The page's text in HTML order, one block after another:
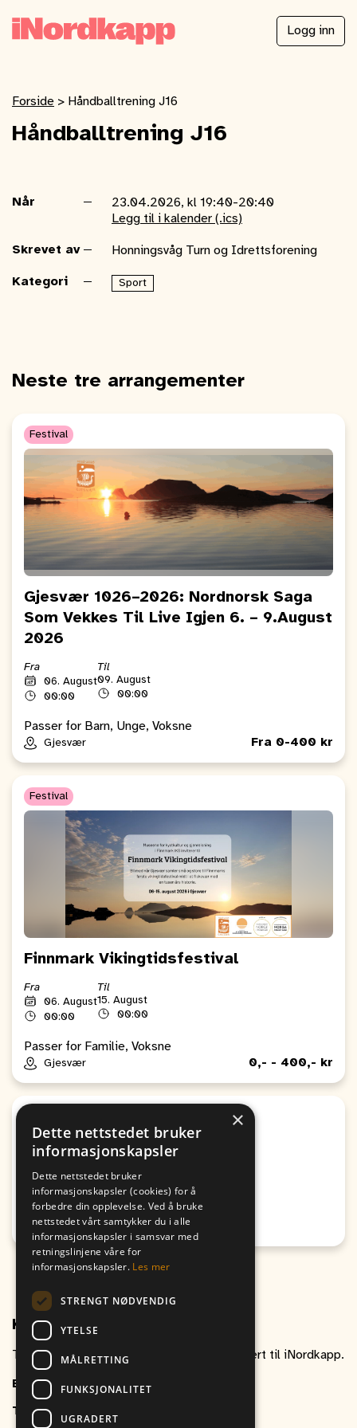
Logg inn
Forside > Håndballtrening J16
Håndballtrening J16
Når
23.04.2026, kl 19:40-20:40
Legg til i kalender (.ics)
Skrevet av Honningsvåg Turn og Idrettsforening
Kategori Sport
Neste tre arrangementer
Festival
Gjesvær 1026–2026: Nordnorsk Saga
Som Vekkes Til Live Igjen 6. – 9.August
2026
Fra
06. August
00:00
Til
09. August
00:00
Passer for Barn, Unge, Voksne
Gjesvær Fra 0-400 kr
Festival
Finnmark Vikingtidsfestival
Fra
06. August
00:00
Til
15. August
00:00
Passer for Familie, Voksne
Gjesvær 0,- - 400,- kr
Altaturneringen 2026 G13
Fra
Til
06. August
17:30
Honningsvåg
Kontakt oss
Ta gjerne kontakt om du har spørsmål relatert til iNordkapp.
E-post
inordkapp@vitikka.no
Telefon
×
Dette nettstedet bruker
informasjonskapsler
Dette nettstedet bruker
informasjonskapsler (cookies) for å
forbedre din opplevelse. Ved å bruke
nettstedet vårt samtykker du i alle
informasjonskapsler i samsvar med
retningslinjene våre for
informasjonskapsler. Les mer
STRENGT NØDVENDIG
YTELSE
MÅLRETTING
FUNKSJONALITET
UGRADERT